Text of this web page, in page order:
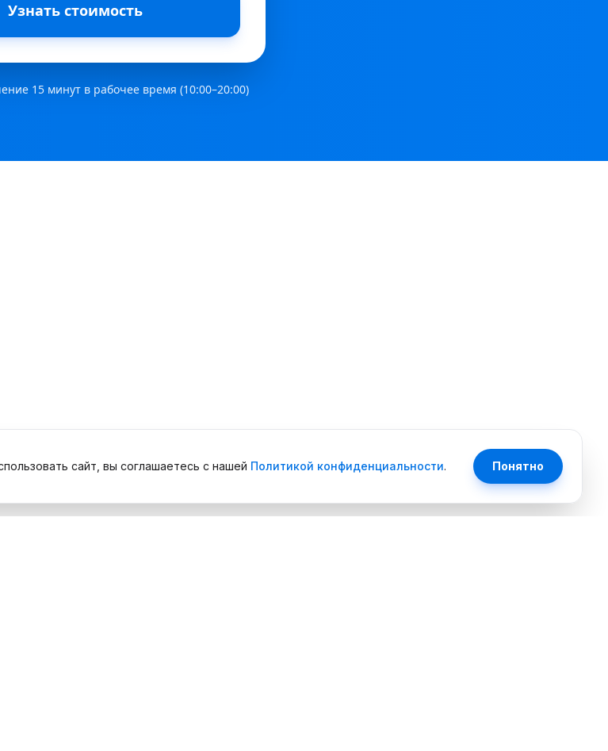
Узнать стоимость
15 минут в рабочее время (10:00–20:00)
сайт, вы соглашаетесь с нашей Политикой конфиденциальности. Понятно